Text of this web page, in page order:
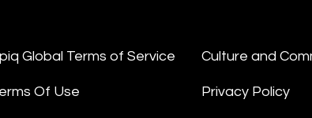
Global Terms of Service
Of Use
Culture and
Privacy Policy